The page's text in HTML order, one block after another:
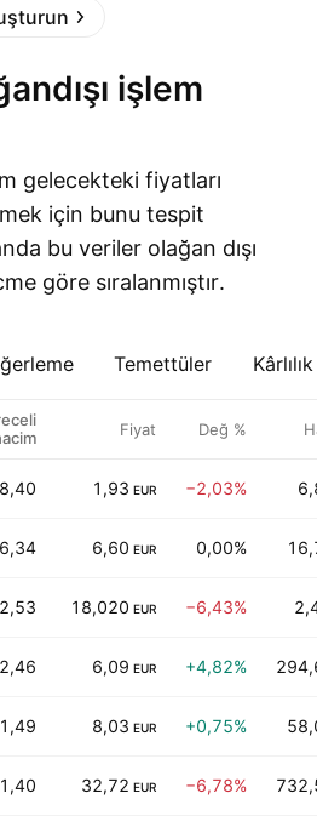
gelecekteki fiyatları
için bunu tespit
bu veriler olağan dışı
göre sıralanmıştır.
Temettüler Kârlılık
Fiyat Değ %
8,40 1,93 EUR −2,03%
6,34 6,60 EUR 0,00%
2,53 18,020 EUR −6,43%
2,46 6,09 EUR +4,82%
1,49 8,03 EUR +0,75%
1,40 32,72 EUR −6,78%